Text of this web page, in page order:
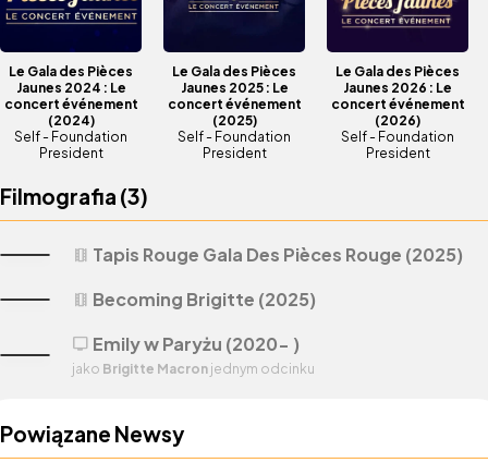
Le Gala des Pièces
Jaunes 2024 : Le
concert événement
(2024)
Self - Foundation
President
Le Gala des Pièces
Jaunes 2025 : Le
concert événement
(2025)
Self - Foundation
President
Le Gala des Pièces
Jaunes 2026 : Le
concert événement
(2026)
Self - Foundation
President
Filmografia (3)
theaters Tapis Rouge Gala Des Pièces Rouge (2025)
theaters Becoming Brigitte (2025)
tv Emily w Paryżu (2020- )
jako Brigitte Macron jednym odcinku
Powiązane Newsy